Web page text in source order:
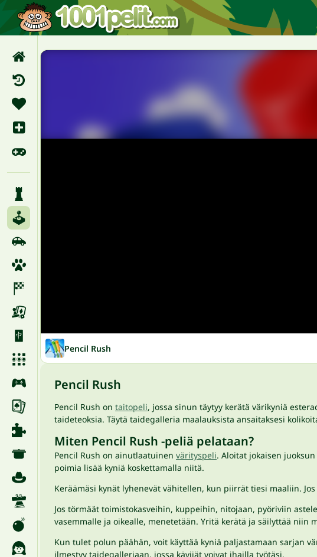
Pencil Rush
Pencil Rush
Pencil Rush on taitopeli, jossa sinun täytyy kerätä värikyniä
taideteoksia. Täytä taidegalleria maalauksista ansaitaksesi
Miten Pencil Rush -peliä pelataan?
Pencil Rush on ainutlaatuinen värityspeli. Aloitat jokaisen
poimia lisää kyniä koskettamalla niitä.
Keräämäsi kynät lyhenevät vähitellen, kun piirrät tiesi maaliin.
Jos törmäät toimistokasveihin, kuppeihin, nitojaan, pyöriviin
vasemmalle ja oikealle, menetetään. Yritä kerätä ja säilyttää niin
Kun tulet polun päähän, voit käyttää kyniä paljastamaan sarjan
ilmestyy taidegalleriaan, jossa kävijät voivat ihailla työtäsi.